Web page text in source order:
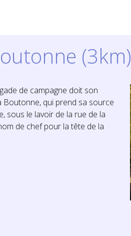
(3km)
de campagne doit son
Boutonne, qui prend sa source
sous le lavoir de la rue de la
de chef pour la tête de la